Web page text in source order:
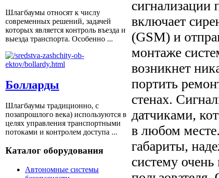
Шлагбаумы относят к числу
современных решений, задачей
которых является контроль въезда и
выезда транспорта. Особенно ...
Болларды
Шлагбаумы традиционно, с
позапрошлого века) используются в
целях управления транспортными
потоками и контролем доступа ...
Каталог оборудования
Автономные системы
сигнализации
включает
(GSM) и
монтаже
возникнет
портить
стенах.
датчиками,
в любом
габариты,
систему